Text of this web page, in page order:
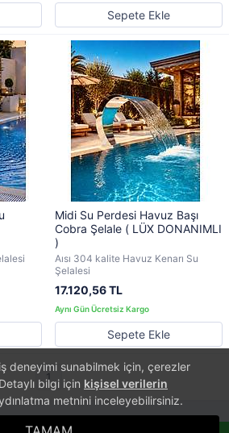
deneyimi sunabilmek için, çerezler
bilgi için kişisel verilerin
metnini inceleyebilirsiniz.
Sepete Ekle
Midi Su Perdesi Havuz Başı
Cobra Şelale ( LÜX DONANIMLI
)
Aısı 304 kalite Havuz Kenarı Su
Şelalesi
17.120,56 TL
Sepete Ekle
1